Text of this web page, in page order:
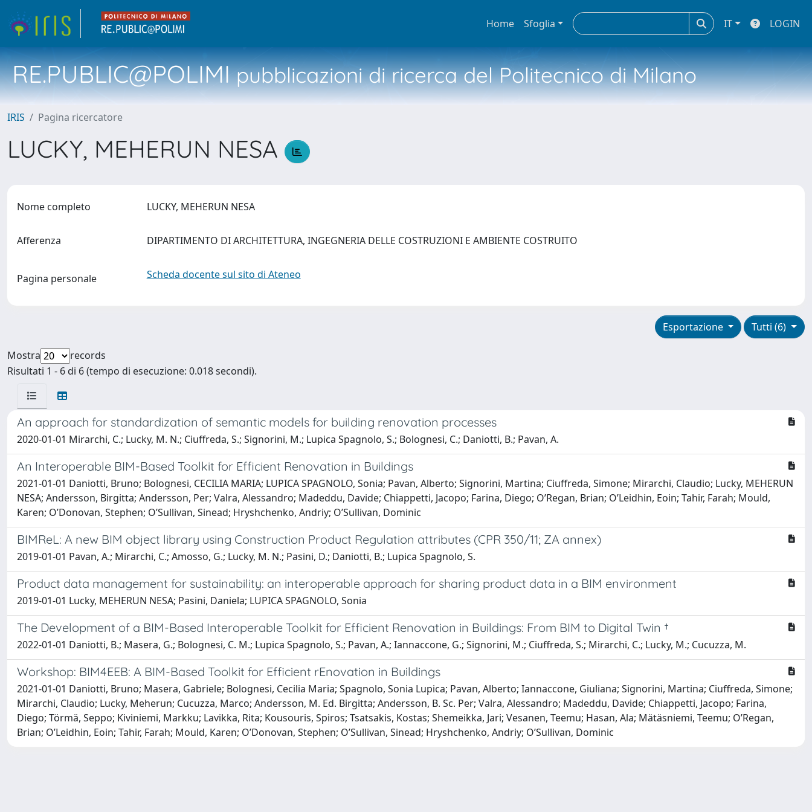
Home Sfoglia IT LOGIN
RE.PUBLIC@POLIMIpubblicazioni di ricerca del Politecnico di Milano
IRIS Pagina ricercatore
LUCKY, MEHERUN NESA
Nome completo LUCKY, MEHERUN NESA
Afferenza DIPARTIMENTO DI ARCHITETTURA, INGEGNERIA DELLE COSTRUZIONI E AMBIENTE COSTRUITO
Pagina personale Scheda docente sul sito di Ateneo
Tutti (6)
Esportazione
Mostra
records
Risultati 1 - 6 di 6 (tempo di esecuzione: 0.018 secondi).
An approach for standardization of semantic models for building renovation processes
2020-01-01 Mirarchi, C.; Lucky, M. N.; Ciuffreda, S.; Signorini, M.; Lupica Spagnolo, S.; Bolognesi, C.; Daniotti, B.; Pavan, A.
An Interoperable BIM-Based Toolkit for Efficient Renovation in Buildings
2021-01-01 Daniotti, Bruno; Bolognesi, CECILIA MARIA; LUPICA SPAGNOLO, Sonia; Pavan, Alberto; Signorini, Martina; Ciuffreda, Simone; Mirarchi, Claudio; Lucky, MEHERUN
NESA; Andersson, Birgitta; Andersson, Per; Valra, Alessandro; Madeddu, Davide; Chiappetti, Jacopo; Farina, Diego; O’Regan, Brian; O’Leidhin, Eoin; Tahir, Farah; Mould,
Karen; O’Donovan, Stephen; O’Sullivan, Sinead; Hryshchenko, Andriy; O’Sullivan, Dominic
BIMReL: A new BIM object library using Construction Product Regulation attributes (CPR 350/11; ZA annex)
2019-01-01 Pavan, A.; Mirarchi, C.; Amosso, G.; Lucky, M. N.; Pasini, D.; Daniotti, B.; Lupica Spagnolo, S.
Product data management for sustainability: an interoperable approach for sharing product data in a BIM environment
2019-01-01 Lucky, MEHERUN NESA; Pasini, Daniela; LUPICA SPAGNOLO, Sonia
The Development of a BIM-Based Interoperable Toolkit for Efficient Renovation in Buildings: From BIM to Digital Twin †
2022-01-01 Daniotti, B.; Masera, G.; Bolognesi, C. M.; Lupica Spagnolo, S.; Pavan, A.; Iannaccone, G.; Signorini, M.; Ciuffreda, S.; Mirarchi, C.; Lucky, M.; Cucuzza, M.
Workshop: BIM4EEB: A BIM-Based Toolkit for Efficient rEnovation in Buildings
2021-01-01 Daniotti, Bruno; Masera, Gabriele; Bolognesi, Cecilia Maria; Spagnolo, Sonia Lupica; Pavan, Alberto; Iannaccone, Giuliana; Signorini, Martina; Ciuffreda, Simone;
Mirarchi, Claudio; Lucky, Meherun; Cucuzza, Marco; Andersson, M. Ed. Birgitta; Andersson, B. Sc. Per; Valra, Alessandro; Madeddu, Davide; Chiappetti, Jacopo; Farina,
Diego; Törmä, Seppo; Kiviniemi, Markku; Lavikka, Rita; Kousouris, Spiros; Tsatsakis, Kostas; Shemeikka, Jari; Vesanen, Teemu; Hasan, Ala; Mätäsniemi, Teemu; O’Regan,
Brian; O’Leidhin, Eoin; Tahir, Farah; Mould, Karen; O’Donovan, Stephen; O’Sullivan, Sinead; Hryshchenko, Andriy; O’Sullivan, Dominic